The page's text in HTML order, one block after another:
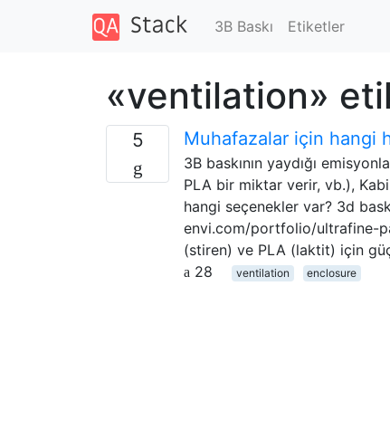
3B Baskı Etiketler
«ventilation»
5 Muhafazalar için hangi
3B baskının yaydığı
PLA bir miktar verir, vb.),
hangi seçenekler var? 3d
envi.com/portfolio/ultrafine-
(stiren) ve PLA (laktit) için
28
ventilation enclosure